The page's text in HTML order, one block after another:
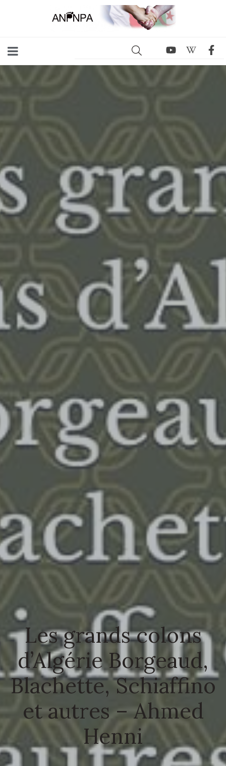
Les grands colons
d’Algérie Borgeaud,
Blachette, Schiaffino
et autres – Ahmed
Henni